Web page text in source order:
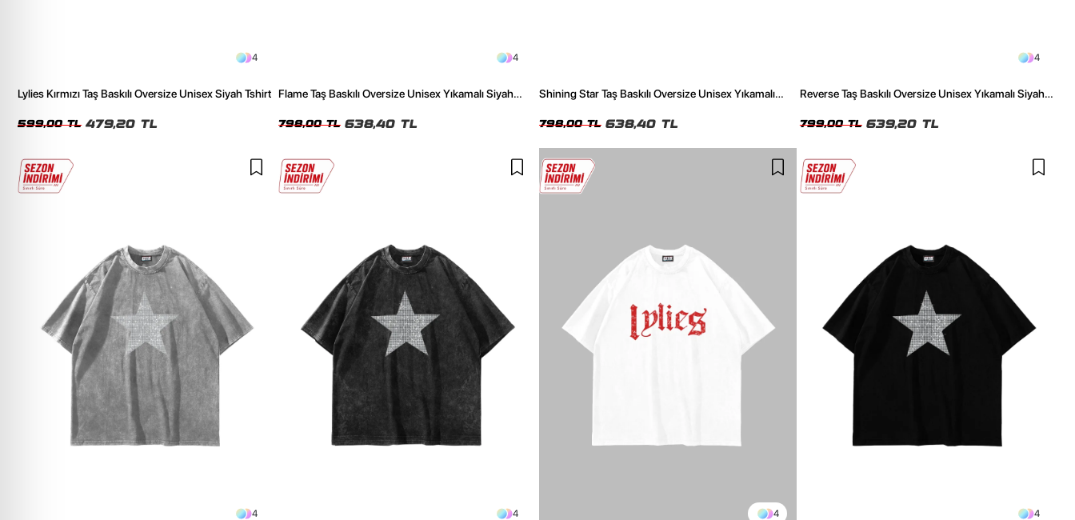
4
Lylies Kırmızı Taş Baskılı Oversize Unisex Siyah Tshirt
599,00 TL 479,20 TL
4
Flame Taş Baskılı Oversize Unisex Yıkamalı Siyah
798,00 TL 638,40 TL
Shining Star Taş Baskılı Oversize Unisex Yıkamalı
798,00 TL 638,40 TL
4
Reverse Taş Baskılı Oversize Unisex Yıkamalı Siyah
799,00 TL 639,20 TL
4 4 4 4